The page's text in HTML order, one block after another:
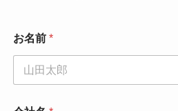
お名前 *